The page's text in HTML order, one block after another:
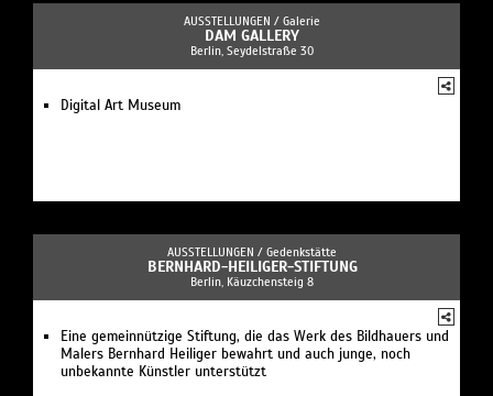
AUSSTELLUNGEN / Galerie
DAM GALLERY
Berlin, Seydelstraße 30
Digital Art Museum
AUSSTELLUNGEN / Gedenkstätte
BERNHARD-HEILIGER-STIFTUNG
Berlin, Käuzchensteig 8
Eine gemeinnützige Stiftung, die das Werk des Bildhauers und
Malers Bernhard Heiliger bewahrt und auch junge, noch
unbekannte Künstler unterstützt